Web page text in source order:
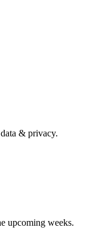
& privacy.
upcoming weeks.